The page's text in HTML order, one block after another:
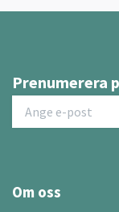
Prenumerera
Om oss